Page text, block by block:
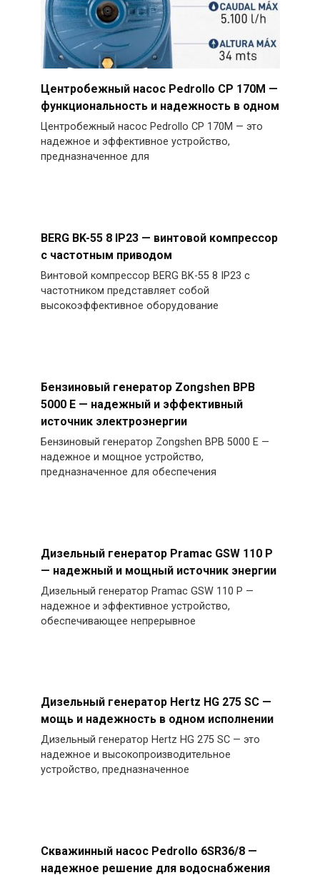
Центробежный насос Pedrollo CP 170M —
функциональность и надежность в одном
Центробежный насос Pedrollo CP 170M — это
надежное и эффективное устройство,
предназначенное для
BERG BK-55 8 IP23 — винтовой компрессор
с частотным приводом
Винтовой компрессор BERG BK-55 8 IP23 с
частотником представляет собой
высокоэффективное оборудование
Бензиновый генератор Zongshen BPB
5000 E — надежный и эффективный
источник электроэнергии
Бензиновый генератор Zongshen BPB 5000 E —
надежное и мощное устройство,
предназначенное для обеспечения
Дизельный генератор Pramac GSW 110 P
— надежный и мощный источник энергии
Дизельный генератор Pramac GSW 110 P —
надежное и эффективное устройство,
обеспечивающее непрерывное
Дизельный генератор Hertz HG 275 SC —
мощь и надежность в одном исполнении
Дизельный генератор Hertz HG 275 SC — это
надежное и высокопроизводительное
устройство, предназначенное
Скважинный насос Pedrollo 6SR36/8 —
надежное решение для водоснабжения